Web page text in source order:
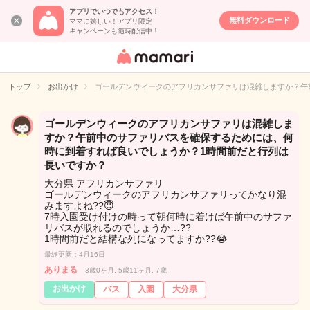
アプリでいつでもアクセス！
ママに嬉しい！アプリ限定
キャンペーンも随時配信中！
無料ダウンロード
女性専用匿名QA
イト
トップ お出かけ ゴールデンウィークのアフリカンサファリは混雑しますか？
ゴールデンウィークのアフリカンサファリは混雑しま
すか？午前中のサファリバスを確保するためには、何
時に到着すれば良いでしょうか？1時間前だと行列は
長いですか？
大分県 アフリカンサファリ
ゴールデンウィークのアフリカンサファリってかなり混
みますよね??😇
7時入園受け付けの時って朝何時に着けば午前中のサファ
リバスが取れるのでしょうか…??
1時間前だと結構な列になってますか??😭
最終更新：4月16日
ありまる 3歳0ヶ月, 5歳11ヶ月, 7歳
お出かけ バス 入園 大分県